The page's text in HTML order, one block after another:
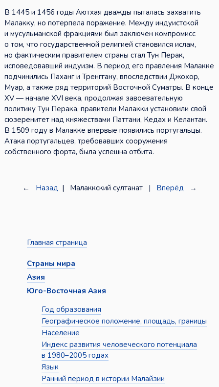
В 1445 и 1456 годы Аютхая дважды пыталась захватить
Малакку, но потерпела поражение. Между индуистской
и мусульманской фракциями был заключён компромисс
о том, что государственной религией становился ислам,
но фактическим правителем страны стал Тун Перак,
исповедовавший индуизм. В период его правления Малакке
подчинились Паханг и Тренггану, впоследствии Джохор,
Муар, а также ряд территорий Восточной Суматры. В конце
XV — начале XVI века, продолжая завоевательную
политику Тун Перака, правители Малакки установили свой
сюзеренитет над княжествами Паттани, Кедах и Келантан.
В 1509 году в Малакке впервые появились португальцы.
Атака португальцев, требовавших сооружения
собственного форта, была успешна отбита.
← Назад | Малаккский султанат | Вперёд →
Главная страница
Страны мира
Азия
Юго-Восточная Азия
Год образования
Географическое положение, площадь, границы
Население
Индекс развития человеческого потенциала
в 1980–2005 годах
Язык
Ранний период в истории Малайзии